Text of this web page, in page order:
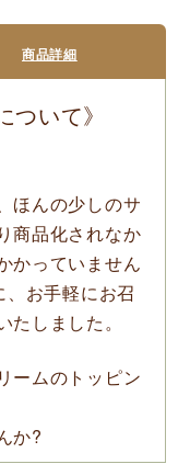
商品詳細
ついて》
ほんの少しのサ
商品化されなか
かっていません
、お手軽にお召
しました。
ームのトッピン
か?